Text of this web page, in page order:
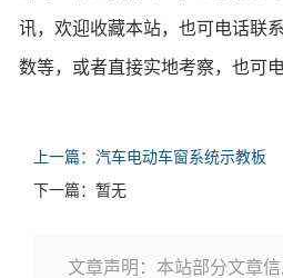
讯，欢迎收藏本站，也可电话联
数等，或者直接实地考察，也可
上一篇：汽车电动车窗系统示教板
下一篇：暂无
文章声明：本站部分文章